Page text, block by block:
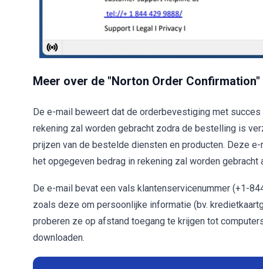
Meer over de "Norton Order
De e-mail beweert dat de orderbevestiging met
rekening zal worden gebracht zodra de bestelling is
prijzen van de bestelde diensten en producten. Deze
het opgegeven bedrag in rekening zal worden
De e-mail bevat een vals klantenservicenummer (+1-
zoals deze om persoonlijke informatie (bv.
proberen ze op afstand toegang te krijgen tot
downloaden.